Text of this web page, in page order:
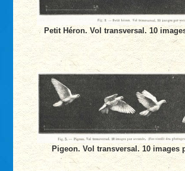
Petit Héron. Vol transversal. 10
Pigeon. Vol transversal. 10 images